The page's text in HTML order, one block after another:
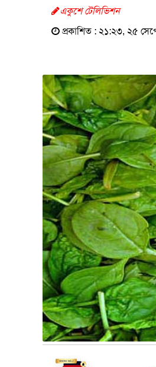
একুশে টেলিভিশন
প্রকাশিত : ২১:২৩, ২৫